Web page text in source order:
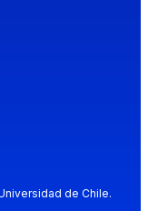
de Chile.